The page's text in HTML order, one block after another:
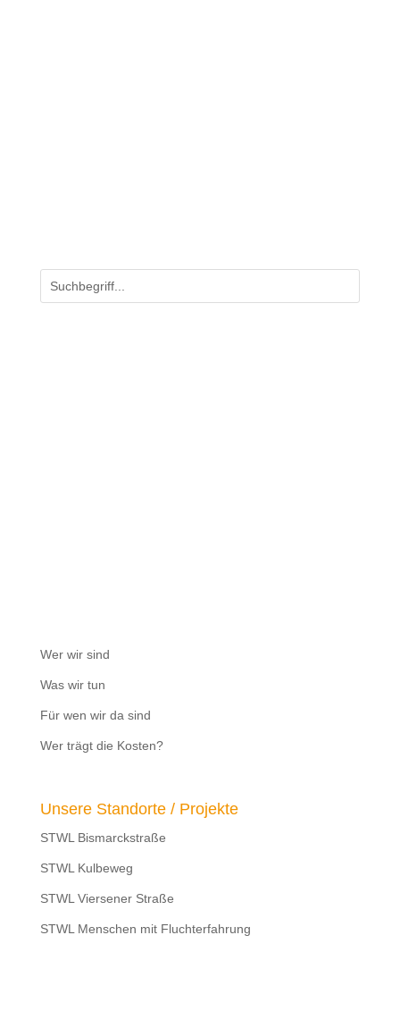
Wer wir sind
Was wir tun
Für wen wir da sind
Wer trägt die Kosten?
Unsere Standorte / Projekte
STWL Bismarckstraße
STWL Kulbeweg
STWL Viersener Straße
STWL Menschen mit Fluchterfahrung